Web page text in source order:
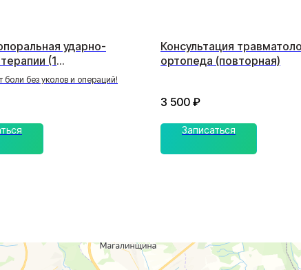
ударно-
(1
зона)
боли без уколов и операций!
Консультация
ортопеда (повторная)
3 500 ₽
Записаться